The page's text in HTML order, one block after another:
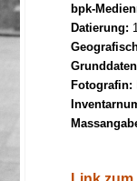
bpk-
Datierung:
Fotografin: